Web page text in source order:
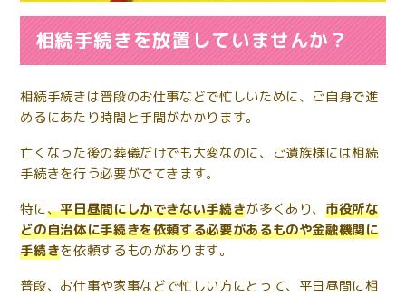
相続手続きを放置していませんか？
相続手続きは普段のお仕事などで忙しいために、ご自身で進
めるにあたり時間と手間がかかります。
亡くなった後の葬儀だけでも大変なのに、ご遺族様には相続
手続きを行う必要がでてきます。
特に、平日昼間にしかできない手続きが多くあり、市役所な
どの自治体に手続きを依頼する必要があるものや金融機関に
手続きを依頼するものがあります。
普段、お仕事や家事などで忙しい方にとって、平日昼間に相